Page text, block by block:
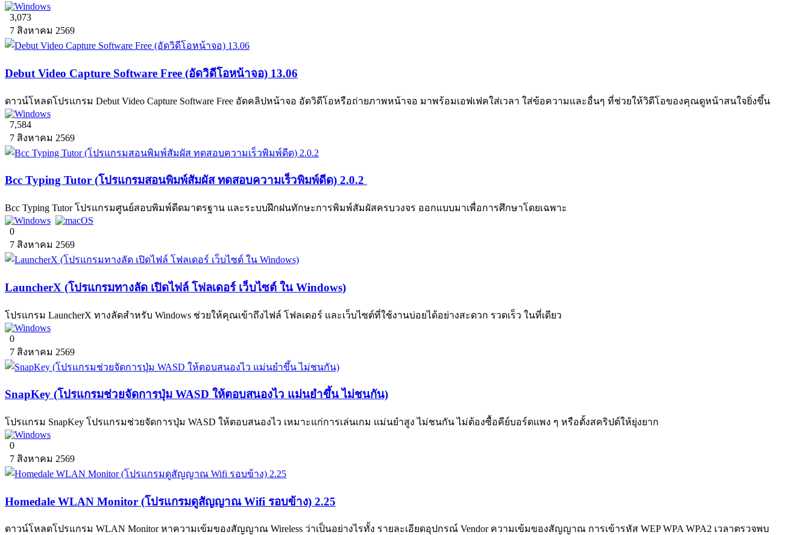
3,073
7 สิงหาคม 2569
Debut Video Capture Software Free (อัดวิดีโอหน้าจอ) 13.06
ดาวน์โหลดโปรแกรม Debut Video Capture Software Free อัดคลิปหน้าจอ อัดวิดีโอหรือถ่ายภาพหน้าจอ มาพร้อมเอฟเฟคใส่เวลา ใส่ข้อความและอื่นๆ ที่ช่วยให้วิดีโอของคุณดูหน้าสนใจยิ่งขึ้น
7,584
7 สิงหาคม 2569
Bcc Typing Tutor (โปรแกรมสอนพิมพ์สัมผัส ทดสอบความเร็วพิมพ์ดีด) 2.0.2
Bcc Typing Tutor โปรแกรมศูนย์สอบพิมพ์ดีดมาตรฐาน และระบบฝึกฝนทักษะการพิมพ์สัมผัสครบวงจร ออกแบบมาเพื่อการศึกษาโดยเฉพาะ
0
7 สิงหาคม 2569
LauncherX (โปรแกรมทางลัด เปิดไฟล์ โฟลเดอร์ เว็บไซต์ ใน Windows)
โปรแกรม LauncherX ทางลัดสำหรับ Windows ช่วยให้คุณเข้าถึงไฟล์ โฟลเดอร์ และเว็บไซต์ที่ใช้งานบ่อยได้อย่างสะดวก รวดเร็ว ในที่เดียว
0
7 สิงหาคม 2569
SnapKey (โปรแกรมช่วยจัดการปุ่ม WASD ให้ตอบสนองไว แม่นยำขึ้น ไม่ชนกัน)
โปรแกรม SnapKey โปรแกรมช่วยจัดการปุ่ม WASD ให้ตอบสนองไว เหมาะแก่การเล่นเกม แม่นยำสูง ไม่ชนกัน ไม่ต้องซื้อคีย์บอร์ดแพง ๆ หรือตั้งสคริปต์ให้ยุ่งยาก
0
7 สิงหาคม 2569
Homedale WLAN Monitor (โปรแกรมดูสัญญาณ Wifi รอบข้าง) 2.25
ดาวน์โหลดโปรแกรม WLAN Monitor หาความเข้มของสัญญาณ Wireless ว่าเป็นอย่างไรทั้ง รายละเอียดอุปกรณ์ Vendor ความเข้มของสัญญาณ การเข้ารหัส WEP WPA WPA2 เวลาตรวจพบ